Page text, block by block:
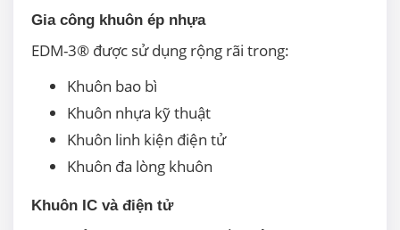
Gia công khuôn ép nhựa
EDM-3® được sử dụng rộng rãi trong:
Khuôn bao bì
Khuôn nhựa kỹ thuật
Khuôn linh kiện điện tử
Khuôn đa lòng khuôn
Khuôn IC và điện tử